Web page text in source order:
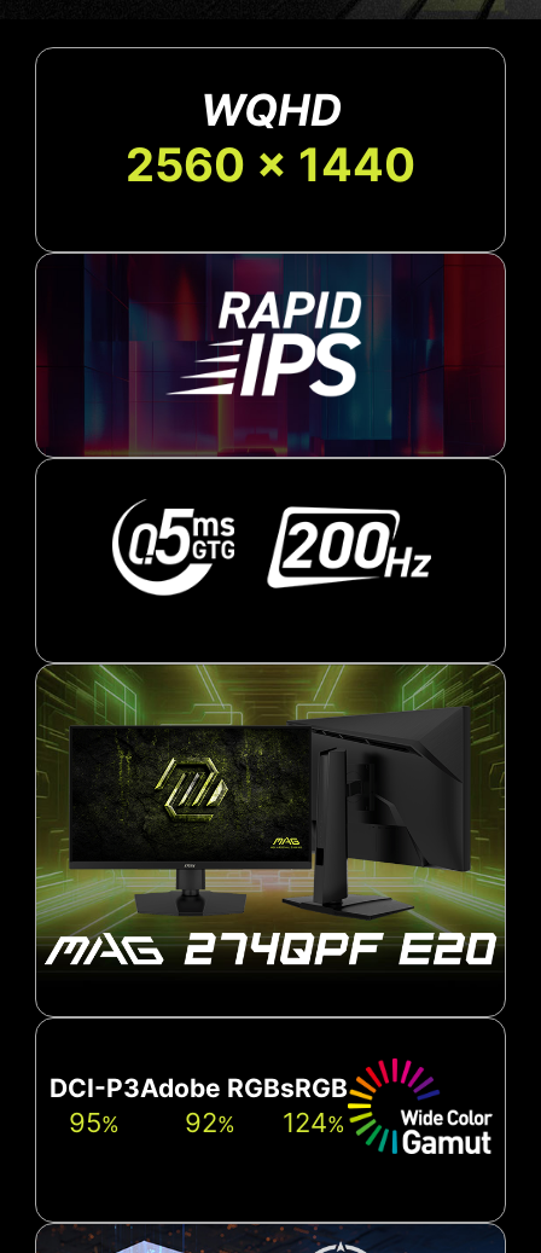
WQHD
2560 x 1440
DCI-P3
95%
Adobe RGB
92%
sRGB
124%